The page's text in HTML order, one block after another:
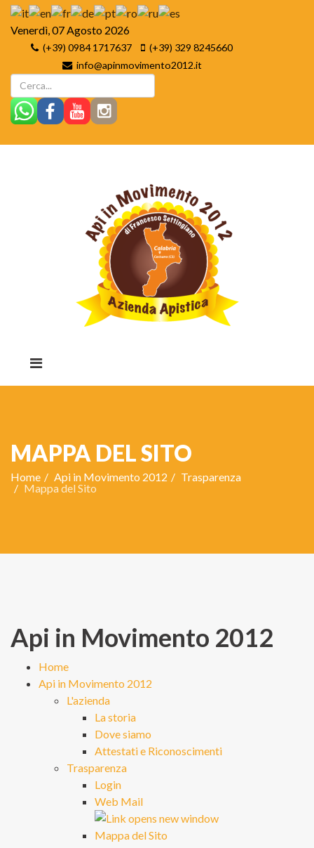
Venerdì, 07 Agosto 2026
(+39) 0984 1717637
(+39) 329 8245660
info@apinmovimento2012.it
MAPPA DEL SITO
Home Api in Movimento 2012
Trasparenza
Mappa del Sito
Api in Movimento 2012
Home
Api in Movimento 2012
L'azienda
La storia
Dove siamo
Attestati e Riconoscimenti
Trasparenza
Login
Web Mail
Mappa del Sito